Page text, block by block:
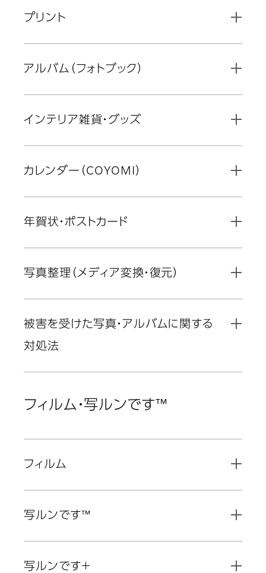
プリント
アルバム（フォトブック）
インテリア雑貨・グッズ
カレンダー（COYOMI）
年賀状・ポストカード
写真整理（メディア変換・復元）
被害を受けた写真・アルバムに関する
対処法
フィルム・写ルンです™
フィルム
写ルンです™
写ルンです＋